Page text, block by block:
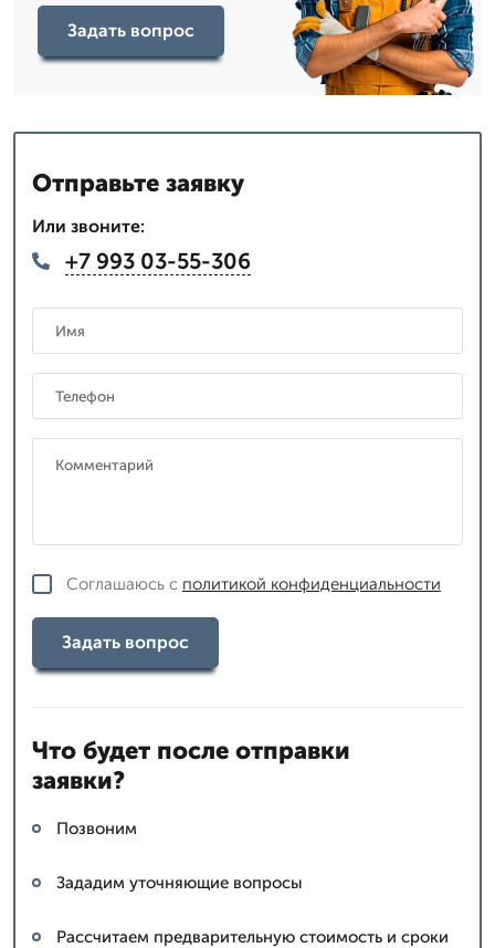
Задать вопрос
Отправьте заявку
Или звоните:
+7 993 03-55-306
Соглашаюсь с политикой конфиденциальности
Задать вопрос
Что будет после отправки
заявки?
Позвоним
Зададим уточняющие вопросы
Рассчитаем предварительную стоимость и сроки